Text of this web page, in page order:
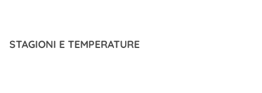
STAGIONI E TEMPERATURE